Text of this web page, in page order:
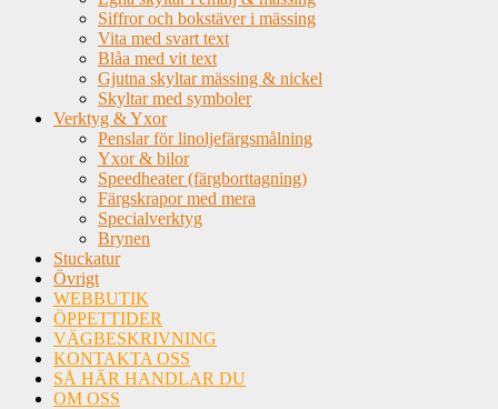
Siffror och bokstäver i mässing
Vita med svart text
Blåa med vit text
Gjutna skyltar mässing & nickel
Skyltar med symboler
Verktyg & Yxor
Penslar för linoljefärgsmålning
Yxor & bilor
Speedheater (färgborttagning)
Färgskrapor med mera
Specialverktyg
Brynen
Stuckatur
Övrigt
WEBBUTIK
ÖPPETTIDER
VÄGBESKRIVNING
KONTAKTA OSS
SÅ HÄR HANDLAR DU
OM OSS